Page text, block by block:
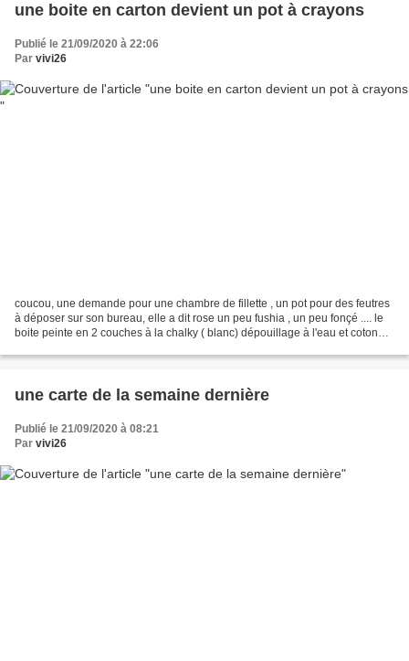
une boite en carton devient un pot à crayons
Publié le 21/09/2020 à 22:06
Par vivi26
coucou, une demande pour une chambre de fillette , un pot pour des feutres
à déposer sur son bureau, elle a dit rose un peu fushia , un peu fonçé .... le
boite peinte en 2 couches à la chalky ( blanc) dépouillage à l'eau et coton
une carte de la semaine dernière
Publié le 21/09/2020 à 08:21
Par vivi26